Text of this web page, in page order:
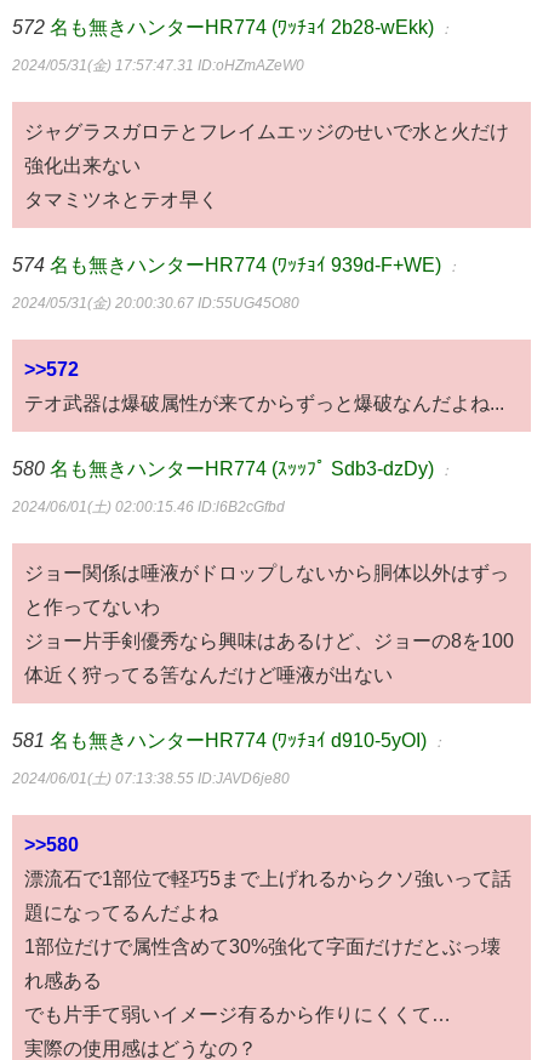
572 名も無きハンターHR774 (ﾜｯﾁｮｲ 2b28-wEkk) ：
2024/05/31(金) 17:57:47.31 ID:oHZmAZeW0
ジャグラスガロテとフレイムエッジのせいで水と火だけ
強化出来ない
タマミツネとテオ早く
574 名も無きハンターHR774 (ﾜｯﾁｮｲ 939d-F+WE) ：
2024/05/31(金) 20:00:30.67 ID:55UG45O80
>>572
テオ武器は爆破属性が来てからずっと爆破なんだよね...
580 名も無きハンターHR774 (ｽｯｯﾌﾟ Sdb3-dzDy) ：
2024/06/01(土) 02:00:15.46 ID:l6B2cGfbd
ジョー関係は唾液がドロップしないから胴体以外はずっ
と作ってないわ
ジョー片手剣優秀なら興味はあるけど、ジョーの8を100
体近く狩ってる筈なんだけど唾液が出ない
581 名も無きハンターHR774 (ﾜｯﾁｮｲ d910-5yOI) ：
2024/06/01(土) 07:13:38.55 ID:JAVD6je80
>>580
漂流石で1部位で軽巧5まで上げれるからクソ強いって話
題になってるんだよね
1部位だけで属性含めて30%強化て字面だけだとぶっ壊
れ感ある
でも片手て弱いイメージ有るから作りにくくて…
実際の使用感はどうなの？